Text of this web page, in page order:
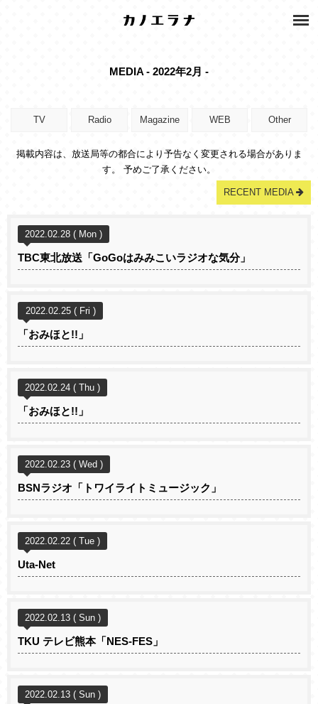
MEDIA - 2022年2月 -
TV Radio Magazine WEB Other
掲載内容は、放送局等の都合により予告なく変更される場合がありま
す。 予めご了承ください。
RECENT MEDIA
2022.02.28 ( Mon )
TBC東北放送「GoGoはみみこいラジオな気分」
2022.02.25 ( Fri )
「おみほと!!」
2022.02.24 ( Thu )
「おみほと!!」
2022.02.23 ( Wed )
BSNラジオ「トワイライトミュージック」
2022.02.22 ( Tue )
Uta-Net
2022.02.13 ( Sun )
TKU テレビ熊本「NES-FES」
2022.02.13 ( Sun )